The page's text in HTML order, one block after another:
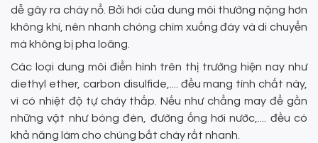
dễ gây ra cháy nổ. Bởi hơi của dung môi thường nặng hơn
không khí, nên nhanh chóng chìm xuống đáy và di chuyển
mà không bị pha loãng.
Các loại dung môi điển hình trên thị trường hiện nay như
diethyl ether, carbon disulfide,.... đều mang tính chất này,
vì có nhiệt độ tự cháy thấp. Nếu như chẳng may để gần
những vật như bóng đèn, đường ống hơi nước,.... đều có
khả năng làm cho chúng bắt cháy rất nhanh.